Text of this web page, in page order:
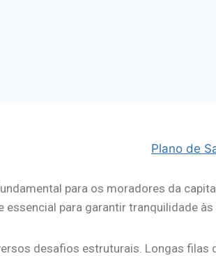
para os moradores da
para garantir tranquilidade às
desafios estruturais. Longas